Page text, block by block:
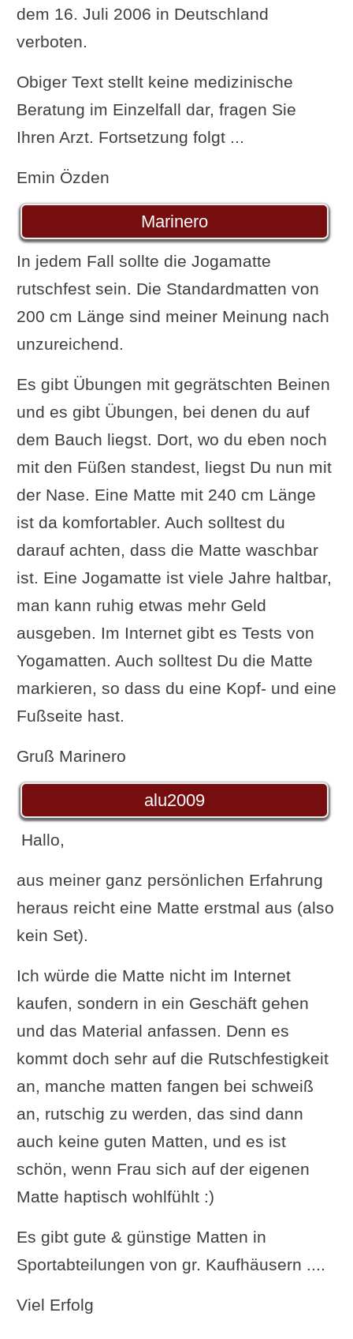
dem 16. Juli 2006 in Deutschland
verboten.
Obiger Text stellt keine medizinische
Beratung im Einzelfall dar, fragen Sie
Ihren Arzt. Fortsetzung folgt ...
Emin Özden
Marinero
In jedem Fall sollte die Jogamatte
rutschfest sein. Die Standardmatten von
200 cm Länge sind meiner Meinung nach
unzureichend.
Es gibt Übungen mit gegrätschten Beinen
und es gibt Übungen, bei denen du auf
dem Bauch liegst. Dort, wo du eben noch
mit den Füßen standest, liegst Du nun mit
der Nase. Eine Matte mit 240 cm Länge
ist da komfortabler. Auch solltest du
darauf achten, dass die Matte waschbar
ist. Eine Jogamatte ist viele Jahre haltbar,
man kann ruhig etwas mehr Geld
ausgeben. Im Internet gibt es Tests von
Yogamatten. Auch solltest Du die Matte
markieren, so dass du eine Kopf- und eine
Fußseite hast.
Gruß Marinero
alu2009
Hallo,
aus meiner ganz persönlichen Erfahrung
heraus reicht eine Matte erstmal aus (also
kein Set).
Ich würde die Matte nicht im Internet
kaufen, sondern in ein Geschäft gehen
und das Material anfassen. Denn es
kommt doch sehr auf die Rutschfestigkeit
an, manche matten fangen bei schweiß
an, rutschig zu werden, das sind dann
auch keine guten Matten, und es ist
schön, wenn Frau sich auf der eigenen
Matte haptisch wohlfühlt :)
Es gibt gute & günstige Matten in
Sportabteilungen von gr. Kaufhäusern ....
Viel Erfolg